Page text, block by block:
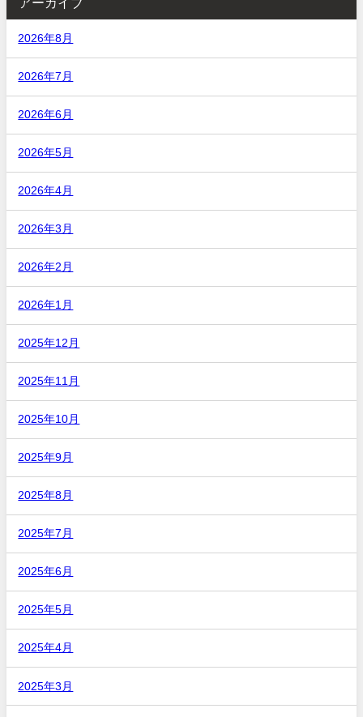
アーカイブ
2026年8月
2026年7月
2026年6月
2026年5月
2026年4月
2026年3月
2026年2月
2026年1月
2025年12月
2025年11月
2025年10月
2025年9月
2025年8月
2025年7月
2025年6月
2025年5月
2025年4月
2025年3月